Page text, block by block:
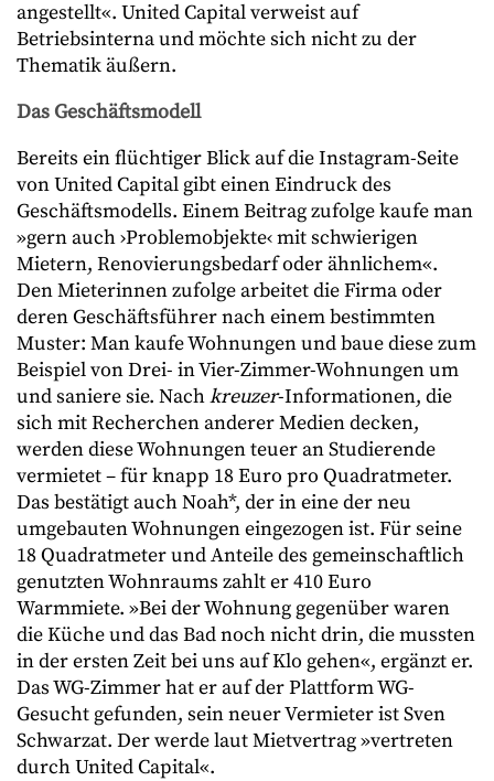
angestellt«. United Capital verweist auf
Betriebsinterna und möchte sich nicht zu der
Thematik äußern.
Das Geschäftsmodell
Bereits ein flüchtiger Blick auf die Instagram-Seite
von United Capital gibt einen Eindruck des
Geschäftsmodells. Einem Beitrag zufolge kaufe man
»gern auch ›Problemobjekte‹ mit schwierigen
Mietern, Renovierungsbedarf oder ähnlichem«.
Den Mieterinnen zufolge arbeitet die Firma oder
deren Geschäftsführer nach einem bestimmten
Muster: Man kaufe Wohnungen und baue diese zum
Beispiel von Drei- in Vier-Zimmer-Wohnungen um
und saniere sie. Nachkreuzer-Informationen, die
sich mit Recherchen anderer Medien decken,
werden diese Wohnungen teuer an Studierende
vermietet – für knapp 18 Euro pro Quadratmeter.
Das bestätigt auch Noah*, der in eine der neu
umgebauten Wohnungen eingezogen ist. Für seine
18 Quadratmeter und Anteile des gemeinschaftlich
genutzten Wohnraums zahlt er 410 Euro
Warmmiete. »Bei der Wohnung gegenüber waren
die Küche und das Bad noch nicht drin, die mussten
in der ersten Zeit bei uns auf Klo gehen«, ergänzt er.
Das WG-Zimmer hat er auf der Plattform WG-
Gesucht gefunden, sein neuer Vermieter ist Sven
Schwarzat. Der werde laut Mietvertrag »vertreten
durch United Capital«.